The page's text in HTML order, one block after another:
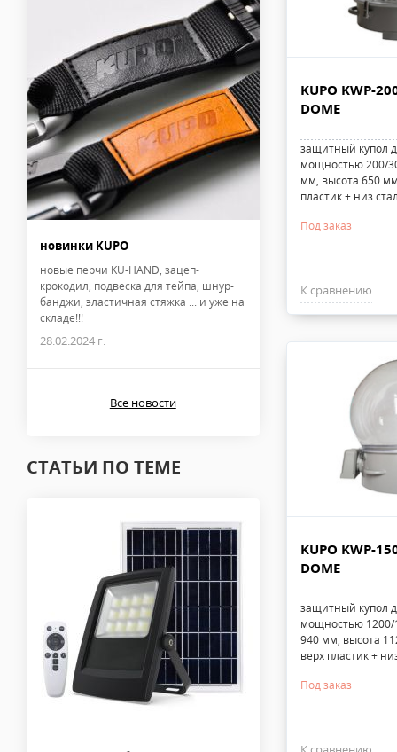
новинки KUPO
новые перчи KU-HAND, зацеп-
крокодил, подвеска для тейпа, шнур-
банджи, эластичная стяжка ... и уже на
складе!!!
28.02.2024 г.
Все новости
СТАТЬИ ПО ТЕМЕ
KUPO KWP-
DOME
защитный купол
мощностью 200/
мм, высота 650
пластик + низ
Под заказ
К сравнению
KUPO KWP-
DOME
защитный купол
мощностью 1200/
940 мм, высота
верх пластик +
Под заказ